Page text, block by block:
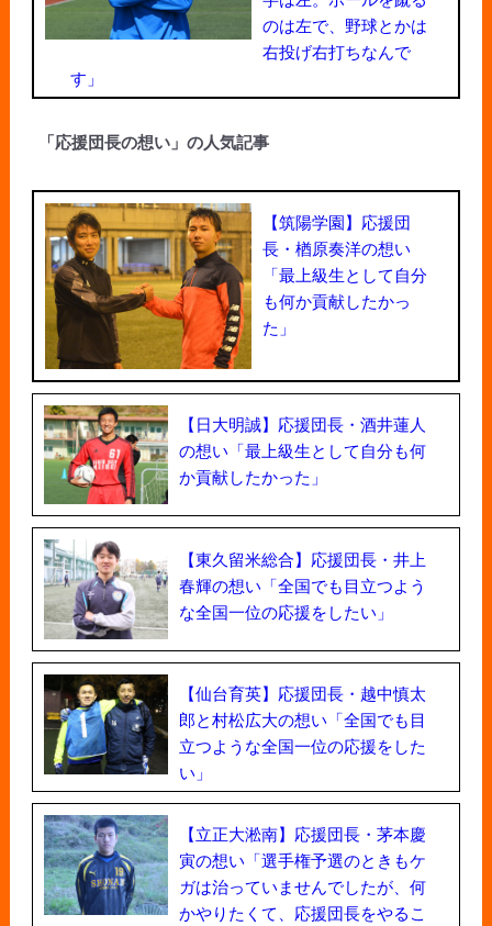
のは左で、野球とかは
右投げ右打ちなんで
す」
「応援団長の想い」の人気記事
【筑陽学園】応援団
長・楢原奏洋の想い
「最上級生として自分
も何か貢献したかっ
た」
【日大明誠】応援団長・酒井蓮人
の想い「最上級生として自分も何
か貢献したかった」
【東久留米総合】応援団長・井上
春輝の想い「全国でも目立つよう
な全国一位の応援をしたい」
【仙台育英】応援団長・越中慎太
郎と村松広大の想い「全国でも目
立つような全国一位の応援をした
い」
【立正大淞南】応援団長・茅本慶
寅の想い「選手権予選のときもケ
ガは治っていませんでしたが、何
かやりたくて、応援団長をやるこ